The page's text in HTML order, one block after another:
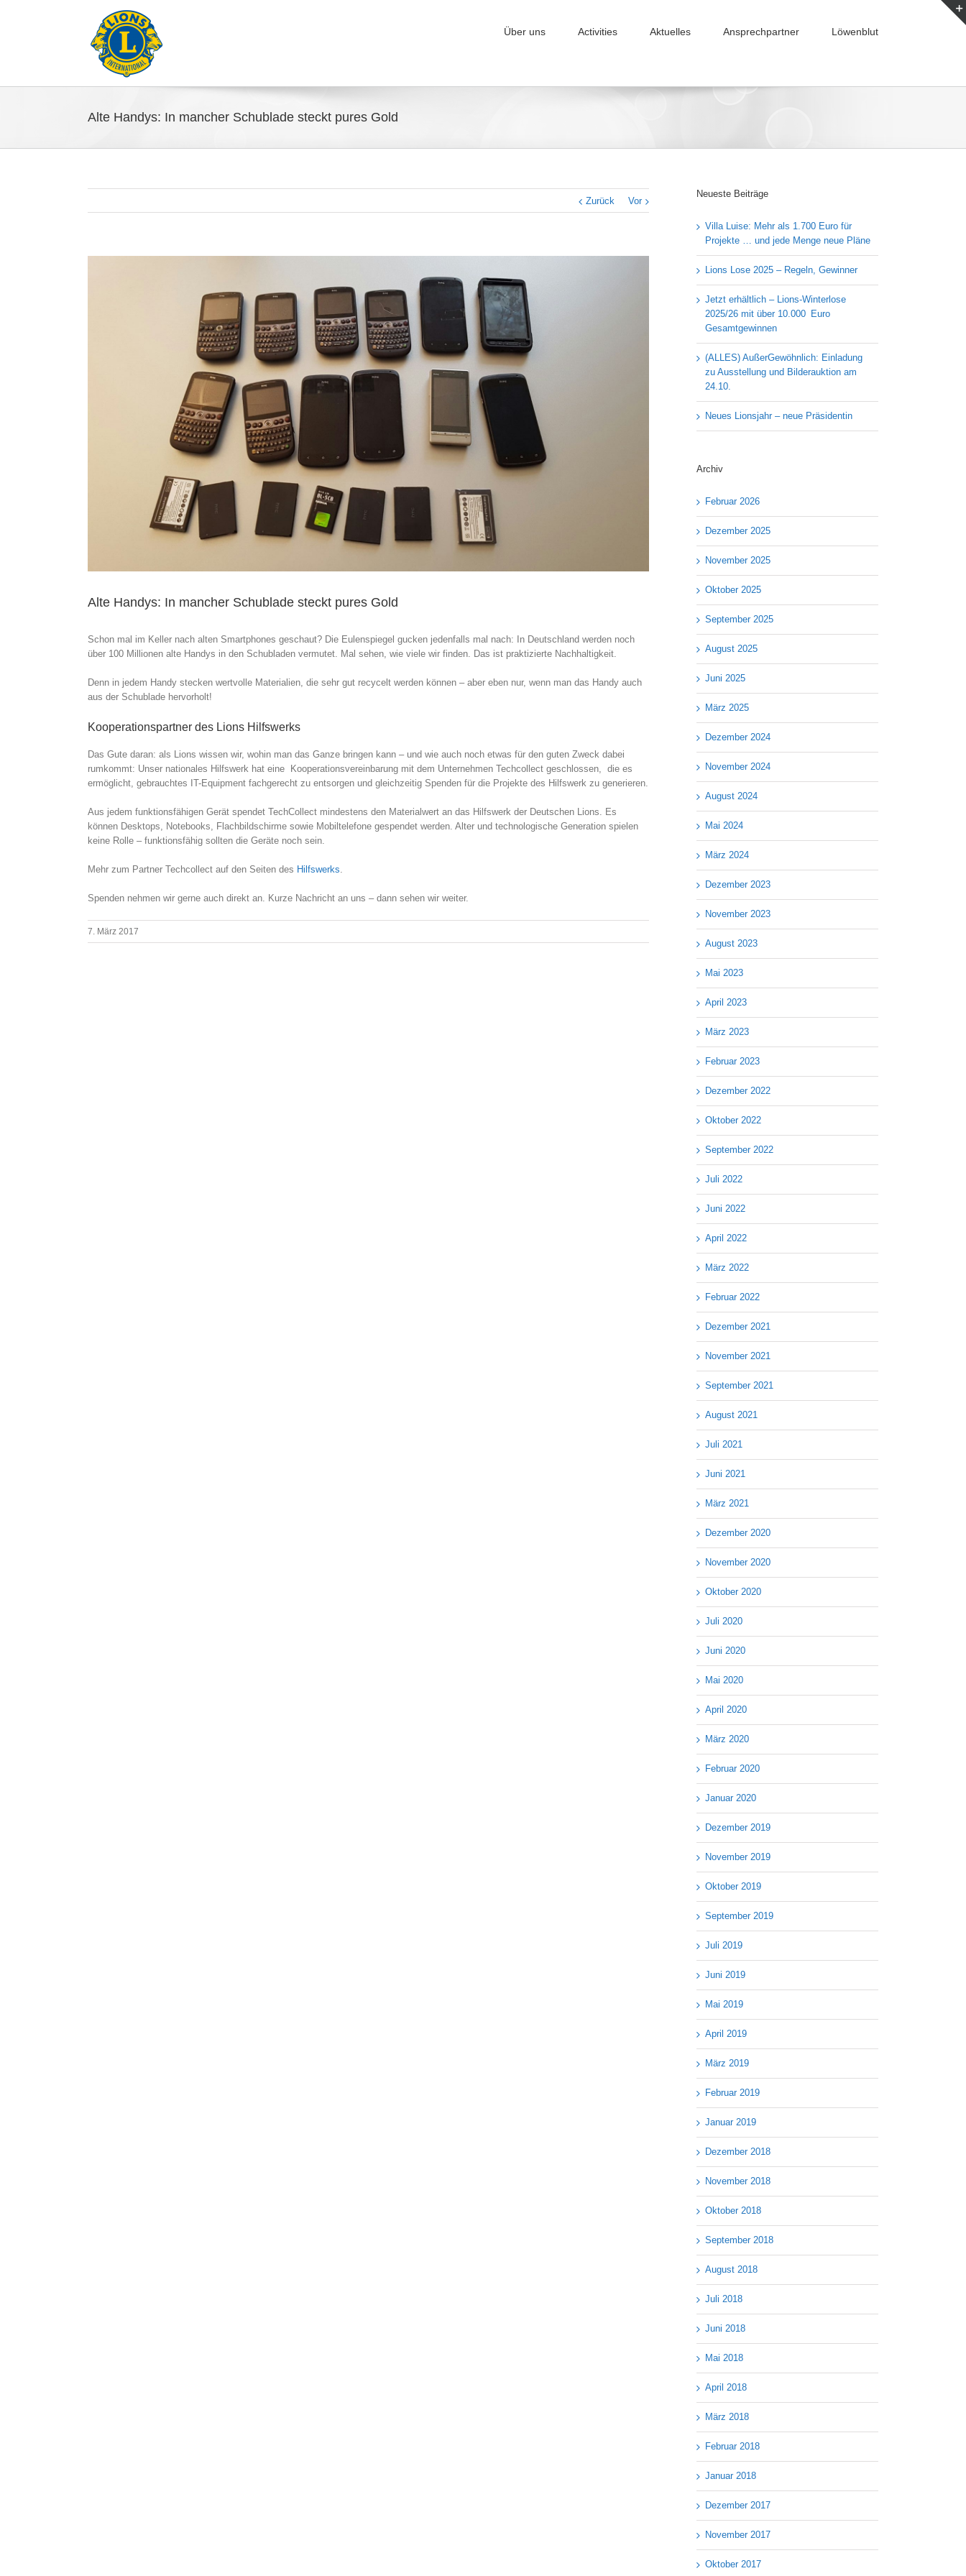
Über uns Activities Aktuelles Ansprechpartner Löwenblut
Alte Handys: In mancher Schublade steckt pures Gold
Zurück Vor
Alte Handys: In mancher Schublade steckt pures Gold
Schon mal im Keller nach alten Smartphones geschaut? Die Eulenspiegel gucken jedenfalls mal nach: In Deutschland werden noch
über 100 Millionen alte Handys in den Schubladen vermutet. Mal sehen, wie viele wir finden. Das ist praktizierte Nachhaltigkeit.
Denn in jedem Handy stecken wertvolle Materialien, die sehr gut recycelt werden können – aber eben nur, wenn man das Handy auch
aus der Schublade hervorholt!
Kooperationspartner des Lions Hilfswerks
Das Gute daran: als Lions wissen wir, wohin man das Ganze bringen kann – und wie auch noch etwas für den guten Zweck dabei
rumkommt: Unser nationales Hilfswerk hat eine Kooperationsvereinbarung mit dem Unternehmen Techcollect geschlossen, die es
ermöglicht, gebrauchtes IT-Equipment fachgerecht zu entsorgen und gleichzeitig Spenden für die Projekte des Hilfswerk zu generieren.
Aus jedem funktionsfähigen Gerät spendet TechCollect mindestens den Materialwert an das Hilfswerk der Deutschen Lions. Es
können Desktops, Notebooks, Flachbildschirme sowie Mobiltelefone gespendet werden. Alter und technologische Generation spielen
keine Rolle – funktionsfähig sollten die Geräte noch sein.
Mehr zum Partner Techcollect auf den Seiten des Hilfswerks.
Spenden nehmen wir gerne auch direkt an. Kurze Nachricht an uns – dann sehen wir weiter.
7. März 2017
Neueste Beiträge
Villa Luise: Mehr als 1.700 Euro für
Projekte … und jede Menge neue Pläne
Lions Lose 2025 – Regeln, Gewinner
Jetzt erhältlich – Lions-Winterlose
2025/26 mit über 10.000 Euro
Gesamtgewinnen
(ALLES) AußerGewöhnlich: Einladung
zu Ausstellung und Bilderauktion am
24.10.
Neues Lionsjahr – neue Präsidentin
Archiv
Februar 2026
Dezember 2025
November 2025
Oktober 2025
September 2025
August 2025
Juni 2025
März 2025
Dezember 2024
November 2024
August 2024
Mai 2024
März 2024
Dezember 2023
November 2023
August 2023
Mai 2023
April 2023
März 2023
Februar 2023
Dezember 2022
Oktober 2022
September 2022
Juli 2022
Juni 2022
April 2022
März 2022
Februar 2022
Dezember 2021
November 2021
September 2021
August 2021
Juli 2021
Juni 2021
März 2021
Dezember 2020
November 2020
Oktober 2020
Juli 2020
Juni 2020
Mai 2020
April 2020
März 2020
Februar 2020
Januar 2020
Dezember 2019
November 2019
Oktober 2019
September 2019
Juli 2019
Juni 2019
Mai 2019
April 2019
März 2019
Februar 2019
Januar 2019
Dezember 2018
November 2018
Oktober 2018
September 2018
August 2018
Juli 2018
Juni 2018
Mai 2018
April 2018
März 2018
Februar 2018
Januar 2018
Dezember 2017
November 2017
Oktober 2017